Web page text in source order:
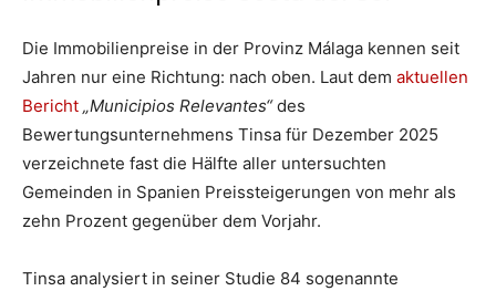
Die Immobilienpreise in der Provinz Málaga kennen seit
Jahren nur eine Richtung: nach oben. Laut dem aktuellen
Bericht „Municipios Relevantes“des
Bewertungsunternehmens Tinsa für Dezember 2025
verzeichnete fast die Hälfte aller untersuchten
Gemeinden in Spanien Preissteigerungen von mehr als
zehn Prozent gegenüber dem Vorjahr.
Tinsa analysiert in seiner Studie 84 sogenannte